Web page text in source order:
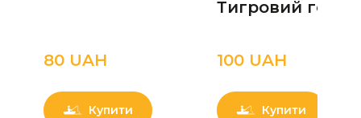
80 UAН
Купити
Тигровий горіх
100 UAН
Купити